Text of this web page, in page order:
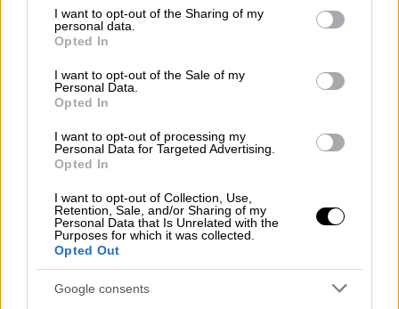
not limited to your visit or usage behaviour. You may click to
grant or deny consent to Google and its third-party tags to
use your data for below specified purposes in below Google
consent section.
I want to opt-out of the Sharing of my
personal data.
Opted In
I want to opt-out of the Sale of my
Personal Data.
Opted In
I want to opt-out of processing my
Personal Data for Targeted Advertising.
Opted In
I want to opt-out of Collection, Use,
Retention, Sale, and/or Sharing of my
Personal Data that Is Unrelated with the
Purposes for which it was collected.
Opted Out
Google consents
βρισκόταν σε ανοικτή επικοινωνία με την
κόρη, από τον πρώτο γάμο του συζύγου της η
οποία -ως γνωστόν- είχε επισκεφθεί την
κατοικία του πατέρα της στον Γέρακα από
όπου πήρε αντικείμενα και λεφτά.